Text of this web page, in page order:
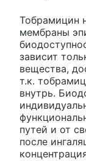
Тобрамицин
мембраны
зависит
вещества,
т.к.
внутрь.
путей и от
после